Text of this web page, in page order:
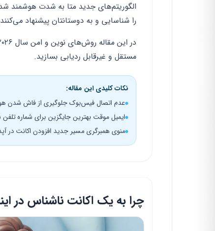
الگوریتم‌های جدید متا به شدت هوشمند
را شناسایی و به دوستانتان پیشنهاد
مستقل و غیرقابل ردیابی بسازید.
نکات کلیدی این مقاله:
عدم اتصال فیس‌بوک جلوگیری از فاش شدن
ایمیل موقت بهترین جایگزین برای شماره
منوی همبرگری مسیر جدید افزودن اکانت در آپدیت
چرا به یک اکانت ناشناس در